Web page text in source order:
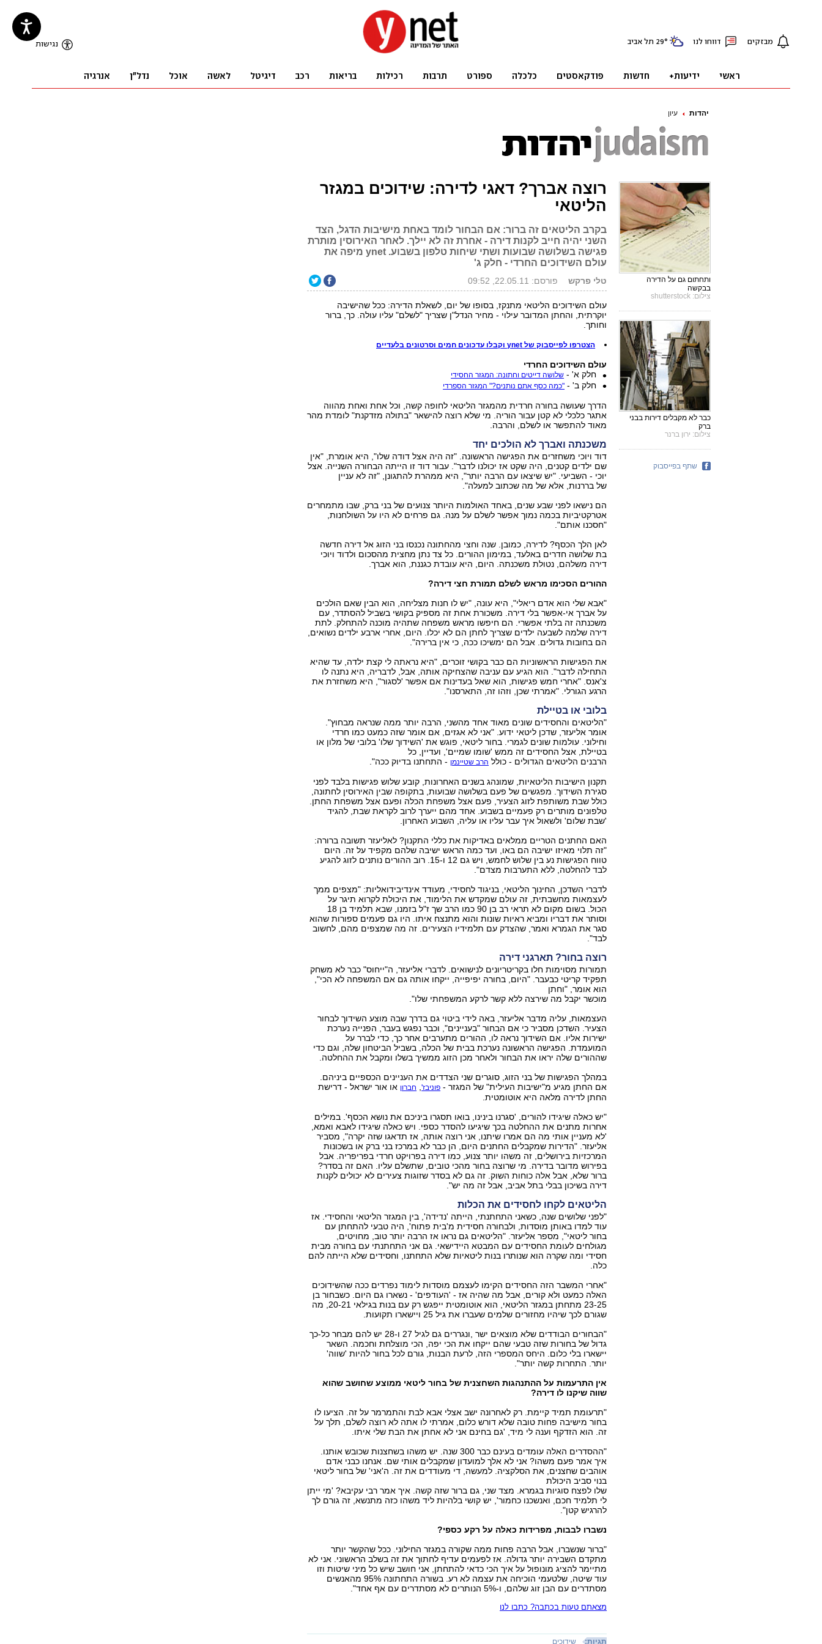
יהדות עיון
רוצה אברך? דאגי לדירה: שידוכים במגזר
הליטאי
בקרב הליטאים זה ברור: אם הבחור לומד באחת מישיבות הדגל, הצד
השני יהיה חייב לקנות דירה - אחרת זה לא יילך. לאחר האירוסין מותרת
פגישה בשלושה שבועות ושתי שיחות טלפון בשבוע. ynet מיפה את
עולם השידוכים החרדי - חלק ג'
טלי פרקש פורסם: 22.05.11, 09:52
עולם השידוכים הליטאי מתנקז, בסופו של יום, לשאלת הדירה: ככל שהישיבה
יוקרתית, והחתן המדובר עילוי - מחיר הנדל"ן שצריך "לשלם" עליו עולה. כך, ברור
וחותך.
הצטרפו לפייסבוק של ynet וקבלו עדכונים חמים וסרטונים בלעדיים
עולם השידוכים החרדי
חלק א' - שלושה דייטים וחתונה: המגזר החסידי
חלק ב' - "כמה כסף אתם נותנים?" המגזר הספרדי
הדרך שעושה בחורה חרדית מהמגזר הליטאי לחופה קשה, וכל אחת ואחת מהווה
אתגר כלכלי לא קטן עבור הוריה. מי שלא רוצה להישאר "בתולה מזדקנת" לומדת מהר
מאוד להתפשר או לשלם, והרבה.
משכנתה ואברך לא הולכים יחד
דוד ויוכי משחזרים את הפגישה הראשונה. "זה היה אצל דודה שלו", היא אומרת, "אין
שם ילדים קטנים, היה שקט אז יכולנו לדבר". עבור דוד זו הייתה הבחורה השנייה. אצל
יוכי - השביעי. "יש שיצאו עם הרבה יותר", היא ממהרת להתגונן, "זה לא עניין
של בררנות, אלא של מה שכתוב למעלה".
הם נישאו לפני שבע שנים, באחד האולמות היותר צנועים של בני ברק, שבו מתמחרים
אטרקטיביות בכמה נמוך אפשר לשלם על מנה. גם פרחים לא היו על השולחנות,
"חסכנו אותם".
לאן הלך הכסף? לדירה, כמובן. שנה וחצי מהחתונה נכנסו בני הזוג אל דירה חדשה
בת שלושה חדרים באלעד, במימון ההורים. כל צד נתן מחצית מהסכום ולדוד ויוכי
דירה משלהם, נטולת משכנתה. היום, היא עובדת כגננת, הוא אברך.
ההורים הסכימו מראש לשלם תמורת חצי דירה?
"אבא שלי הוא אדם ריאלי", היא עונה, "יש לו חנות מצליחה, הוא הבין שאם הולכים
על אברך אי-אפשר בלי דירה. משכורת אחת זה מספיק בקושי בשביל להסתדר, עם
משכנתה זה בלתי אפשרי. הם חיפשו מראש משפחה שתהיה מוכנה להתחלק. לתת
דירה שלמה לשבעה ילדים שצריך לחתן הם לא יכלו. היום, אחרי ארבע ילדים נשואים,
הם בחובות גדולים. אבל הם ימשיכו ככה, כי אין ברירה".
את הפגישות הראשוניות הם כבר בקושי זוכרים, "היא נראתה לי קצת ילדה, עד שהיא
התחילה לדבר". הוא הגיע עם עניבה שהצחיקה אותה, אבל, לדבריה, היא נתנה לו
צ'אנס. "אחרי חמש פגישות, הוא שאל בעדינות אם אפשר 'לסגור", היא משחזרת את
הרגע הגורלי. "אמרתי שכן, וזהו זה, התארסנו".
בלובי או בטיילת
"הליטאים והחסידים שונים מאוד אחד מהשני, הרבה יותר ממה שנראה מבחוץ".
אומר אליעזר, שדכן ליטאי ידוע. "אני לא אגזים, אם אומר שזה כמעט כמו חרדי
וחילוני. עולמות שונים לגמרי. בחור ליטאי, פוגש את 'השידוך שלו' בלובי של מלון או
בטיילת, אצל החסידים זה ממש 'שומו שמיים', ועדיין, כל
הרבנים הליטאים הגדולים - כולל הרב שטיינמן - התחתנו בדיוק ככה".
תקנון הישיבות הליטאיות, שמונהג בשנים האחרונות, קובע שלוש פגישות בלבד לפני
סגירת השידוך. מפגשים של פעם בשלושה שבועות, בתקופה שבין האירוסין לחתונה,
כולל שבת משותפת לזוג הצעיר, פעם אצל משפחת הכלה ופעם אצל משפחת החתן.
טלפונים מותרים רק פעמיים בשבוע. אחד מהם ייערך לרוב לקראת שבת, להגיד
'שבת שלום' ולשאול איך עבר עליו או עליה, השבוע האחרון.
האם החתנים הטריים ממלאים באדיקות את כללי התקנון? לאליעזר תשובה ברורה:
"זה תלוי מאיזו ישיבה הם באו, ועד כמה הראש ישיבה שלהם מקפיד על זה. היום
טווח הפגישות נע בין שלוש לחמש, ויש גם 12 ו-15. רוב ההורים נותנים לזוג להגיע
לבד להחלטה, ללא התערבות מצדם".
לדברי השדכן, החינוך הליטאי, בניגוד לחסידי, מעודד אינדיבידואליות: "מצפים ממך
לעצמאות מחשבתית, זה עולם שמקדש את הלימוד, את היכולת לקרוא תיגר על
הכול. בשום מקום לא תראי רב בן 90 כמו הרב שך ז"ל בזמנו, שבא תלמיד בן 18
וסותר את דבריו ומביא ראיות שונות והוא מתנצח איתו. היו גם פעמים ספורות שהוא
סגר את הגמרא ואמר, שהצדק עם תלמידיו הצעירים. זה מה שמצפים מהם, לחשוב
לבד".
רוצה בחור? תארגני דירה
תמורות מסוימות חלו בקריטריונים לנישואים. לדברי אליעזר, ה"ייחוס" כבר לא משחק
תפקיד קריטי כבעבר. "היום, בחורה יפיפייה, ייקחו אותה גם אם המשפחה לא הכי",
הוא אומר, "וחתן
מוכשר יקבל מה שירצה ללא קשר לרקע המשפחתי שלו".
העצמאות, עליה מדבר אליעזר, באה לידי ביטוי גם בדרך שבה מוצע השידוך לבחור
הצעיר. השדכן מסביר כי אם הבחור "בעניינים", וכבר נפגש בעבר, הפנייה נערכת
ישירות אליו. אם השידוך נראה לו, ההורים מתערבים אחר כך, כדי לברר על
המועמדת. הפגישה הראשונה נערכת בבית של הכלה, בשביל הביטחון שלה, וגם כדי
שההורים שלה יראו את הבחור ולאחר מכן הזוג ממשיך בשלו ומקבל את ההחלטה.
במהלך הפגישות של בני הזוג, סוגרים שני הצדדים את העניינים הכספיים ביניהם.
אם החתן מגיע מ"ישיבות העילית" של המגזר - פוניבז', חברון או אור ישראל - דרישת
החתן לדירה מלאה היא אוטומטית.
"יש כאלה שיגידו להורים, 'סגרנו בינינו, בואו תסגרו ביניכם את נושא הכסף'. במילים
אחרות מתנים את ההחלטה בכך שיגיעו להסדר כספי. ויש כאלה שיגידו לאבא ואמא,
'לא מעניין אותי מה הם אמרו שיתנו, אני רוצה אותה, אז תדאגו שזה יקרה", מסביר
אליעזר. "הדירות שמקבלים החתנים היום, הן כבר לא במרכז בני ברק או בשכונות
המרכזיות בירושלים, זה משהו יותר צנוע, כמו דירה בפרויקט חרדי בפריפריה. אבל
בפירוש מדובר בדירה. מי שרוצה בחור מהכי טובים, שתשלם עליו. האם זה בסדר?
ברור שלא, אבל אלה כוחות השוק. זה גם לא בסדר שזוגות צעירים לא יכולים לקנות
דירה בשיכון בבלי בתל אביב, אבל זה מה יש".
הליטאים לקחו לחסידים את הכלות
"לפני שלושים שנה, כשאני התחתנתי, הייתה 'נדידה', בין המגזר הליטאי והחסידי. אז
עוד למדו באותן מוסדות, ולבחורה חסידית מ'בית פתוח', היה טבעי להתחתן עם
בחור ליטאי", מספר אליעזר. "הליטאים גם נראו אז הרבה יותר טוב, מחויטים,
מגולחים לעומת החסידים עם המבטא היידישאי. גם אני התחתנתי עם בחורה מבית
חסידי ומה שקרה הוא שנותרו בנות ליטאיות שלא התחתנו, וחסידים שלא הייתה להם
כלה.
"אחרי המשבר הזה החסידים הקימו לעצמם מוסדות לימוד נפרדים ככה שהשידוכים
האלה כמעט ולא קורים, אבל מה שהיה אז - 'העודפים' - נשארו גם היום. כשבחור בן
23-25 מתחתן במגזר הליטאי, הוא אוטומטית ייפגש רק עם בנות בגילאי 20-21, מה
שגורם לכך שיהיו מחזורים שלמים שעברו את גיל 25 ויישארו תקועות.
"הבחורים הבודדים שלא מוצאים ישר ,ונגררים גם לגיל 27 ו-28 יש להם מבחר כל-כך
גדול של בחורות שזה טבעי שהם ייקחו את הכי יפה, הכי מוצלחת וחכמה. השאר
יישארו בלי כלום. היחס המספרי הזה, לרעת הבנות, גורם לכל בחור להיות 'שווה'
יותר. התחרות קשה יותר".
אין התרעמות על ההתנהגות השחצנית של בחור ליטאי ממוצע שחושב שהוא
שווה שיקנו לו דירה?
"תרעומת תמיד קיימת. רק לאחרונה ישב אצלי אבא לבת והתמרמר על זה. הציעו לו
בחור מישיבה פחות טובה שלא דורש כלום, אמרתי לו אתה לא רוצה לשלם, תלך על
זה. הוא הזדקף וענה לי מיד, 'גם בחינם אני לא אחתן את הבת שלי איתו.
"ההסדרים האלה עומדים בעינם כבר 300 שנה. יש משהו בשחצנות שכובש אותנו.
איך אמר פעם משהו? אני לא אלך למועדון שמקבלים אותי שם. אנחנו כבני אדם
אוהבים שחצנים, את הסלקציה. למעשה, די מעודדים את זה. ה'אני' של בחור ליטאי
בנוי סביב היכולת
שלו לפצח סוגיות בגמרא. מצד שני, גם ברור שזה קשה. איך אמר רבי עקיבא? 'מי ייתן
לי תלמיד חכם, ואנשכנו כחמור', יש קושי בלהיות ליד משהו כזה מתנשא, זה גורם לך
להרגיש קטן".
נשברו לבבות, מפרידות כאלה על רקע כספי?
"ברור שנשברו, אבל הרבה פחות ממה שקורה במגזר החילוני. ככל שהקשר יותר
מתקדם השבירה יותר גדולה. אז לפעמים עדיף לחתוך את זה בשלב הראשוני. אני לא
מתיימר להציג מונופול על איך הכי כדאי להתחתן, אני חושב שיש כל מיני שיטות וזו
עוד שיטה, שלטעמי הוכיחה את עצמה לא רע. בשורה התחתונה 95% מהאנשים
מסתדרים עם הבן זוג שלהם, ו-5% הנותרים לא מסתדרים עם אף אחד".
מצאתם טעות בכתבה? כתבו לנו
תגיות: שידוכים
ותחתום גם על הדירה
בבקשה
צילום: shutterstock
כבר לא מקבלים דירות בבני
ברק
צילום: ירון ברנר
שתף בפייסבוק